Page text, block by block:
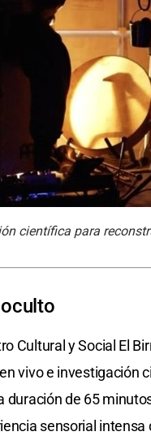
científica para
Cultural y Social El
vivo e investigación
de 65
sensorial